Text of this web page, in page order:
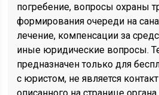
погребение, вопросы охраны
формирования очереди на
лечение, компенсации за
иные юридические вопросы.
предназначен только для
с юристом, не является